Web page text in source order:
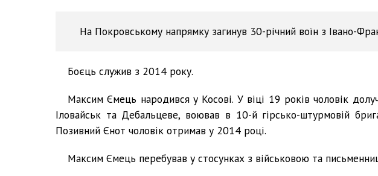
На Покровському напрямку загинув 30-річний воїн з Івано-
Боєць служив з 2014 року.
Максим Ємець народився у Косові. У віці 19 років чоловік
Іловайськ та Дебальцеве, воював в 10-й гірсько-штурмовій
Позивний Єнот чоловік отримав у 2014 році.
Максим Ємець перебував у стосунках з військовою та